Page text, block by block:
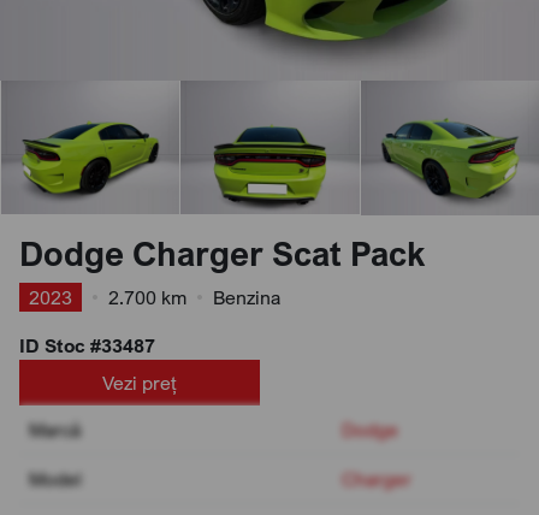
Dodge Charger Scat Pack
2023 2.700 km
Benzina
ID Stoc #33487
Vezi preț
Marcă
Dodge
Model Charger